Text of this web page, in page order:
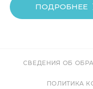
ПОДРОБНЕЕ
СВЕДЕНИЯ ОБ
ПОЛИТИКА